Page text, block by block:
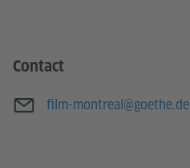
Contact
Adresse e-mail
film-montreal@goethe.de